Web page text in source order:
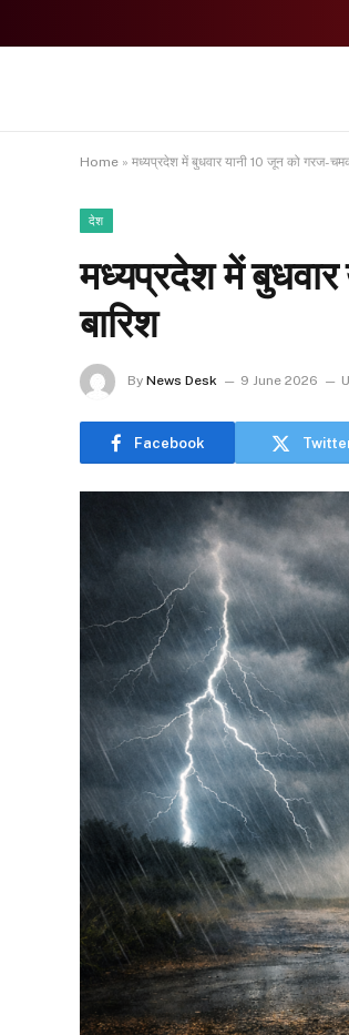
Home » मध्यप्रदेश में बुधवार यानी 10 जून को गरज-
देश
मध्यप्रदेश में
बारिश
By News Desk 9 June 2026
Facebook